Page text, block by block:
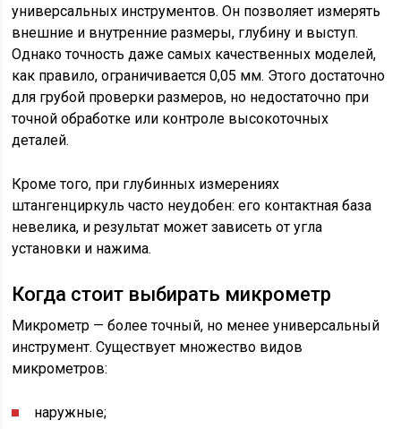
универсальных инструментов. Он позволяет измерять
внешние и внутренние размеры, глубину и выступ.
Однако точность даже самых качественных моделей,
как правило, ограничивается 0,05 мм. Этого достаточно
для грубой проверки размеров, но недостаточно при
точной обработке или контроле высокоточных
деталей.
Кроме того, при глубинных измерениях
штангенциркуль часто неудобен: его контактная база
невелика, и результат может зависеть от угла
установки и нажима.
Когда стоит выбирать микрометр
Микрометр — более точный, но менее универсальный
инструмент. Существует множество видов
микрометров:
наружные;